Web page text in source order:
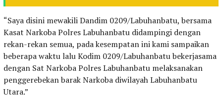
“Saya disini mewakili Dandim 0209/Labuhanbatu, bersama
Kasat Narkoba Polres Labuhanbatu didampingi dengan
rekan-rekan semua, pada kesempatan ini kami sampaikan
beberapa waktu lalu Kodim 0209/Labuhanbatu bekerjasama
dengan Sat Narkoba Polres Labuhanbatu melaksanakan
penggerebekan barak Narkoba diwilayah Labuhanbatu
Utara.”